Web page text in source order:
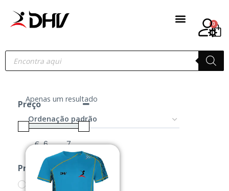
0
Preço
€
Minimum Price
-
Maximum Price
Produtos
CAMISOLAS
Apenas um resultado